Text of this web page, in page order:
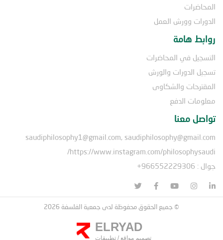
المحاضرات
الدورات وورش العمل
روابط هامة
التسجيل في المحاضرات
تسجيل الدورات والورش
المقترحات والشكاوى
معلومات الدفع
تواصل معنا
saudiphilosophy1@gmail.com, saudiphilosophy@gmail.com
https://www.instagram.com/philosophysaudi/
جوال : 966552229306+
© جميع الحقوق محفوظة لدى جمعية الفلسفة 2026
ELRYAD
تصميم مواقع / تطبيقات